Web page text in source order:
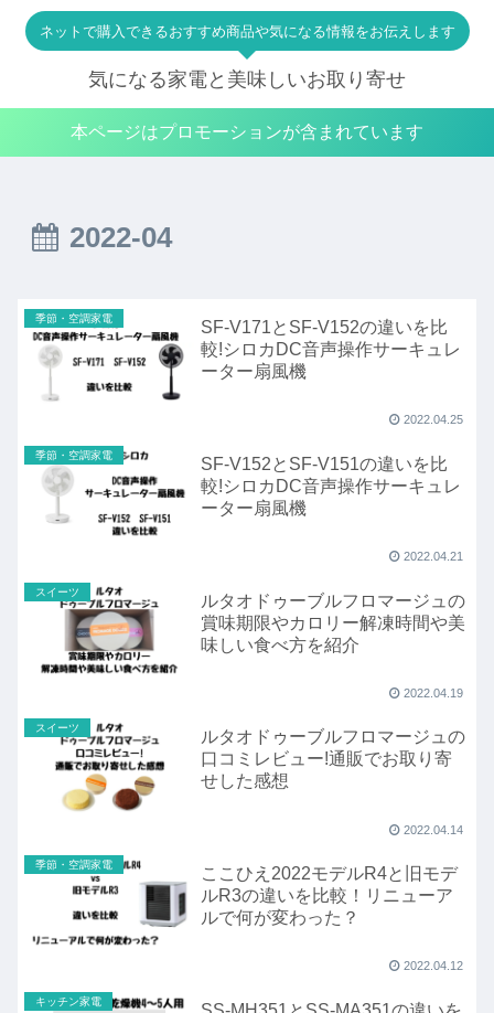
ネットで購入できるおすすめ商品や気になる情報をお伝えします
気になる家電と美味しいお取り寄せ
本ページはプロモーションが含まれています
2022-04
季節・空調家電
SF-V171とSF-V152の違いを比
較!シロカDC音声操作サーキュレ
ーター扇風機
2022.04.25
季節・空調家電
SF-V152とSF-V151の違いを比
較!シロカDC音声操作サーキュレ
ーター扇風機
2022.04.21
スイーツ
ルタオドゥーブルフロマージュの
賞味期限やカロリー解凍時間や美
味しい食べ方を紹介
2022.04.19
スイーツ
ルタオドゥーブルフロマージュの
口コミレビュー!通販でお取り寄
せした感想
2022.04.14
季節・空調家電
ここひえ2022モデルR4と旧モデ
ルR3の違いを比較！リニューア
ルで何が変わった？
2022.04.12
キッチン家電